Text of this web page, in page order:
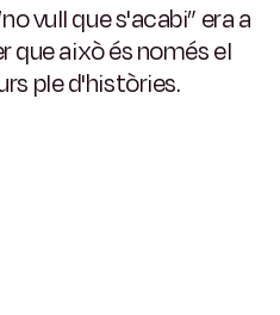
vull que s'acabi” era a
que això és només el
ple d'històries.